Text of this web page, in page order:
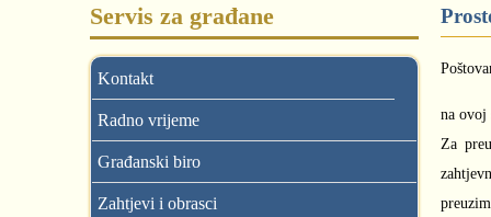
Servis za građane
Kontakt
Radno vrijeme
Građanski biro
Zahtjevi i obrasci
na ovoj
Za